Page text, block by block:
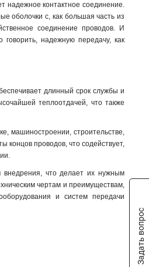
надежное контактное соединение.
оболочки с, как большая часть из
соединение проводов. И
говорить, надежную передачу, как
длинный срок службы и
теплоотдачей, что также
машиностроении, строительстве,
концов проводов, что содействует,
что делает их нужным
чертам и преимуществам,
и систем передачи
Задать вопрос